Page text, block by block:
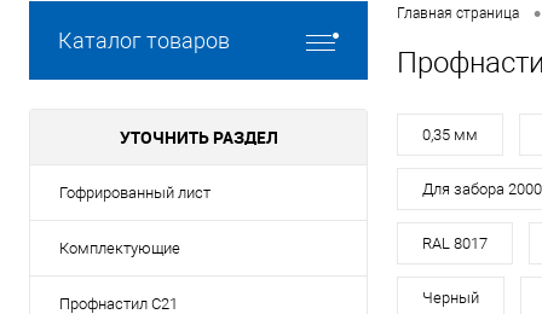
Каталог товаров
УТОЧНИТЬ РАЗДЕЛ
Гофрированный лист
Комплектующие
Профнастил C21
Главная страница •
0,35 мм
Для забора
RAL 8017
Черный